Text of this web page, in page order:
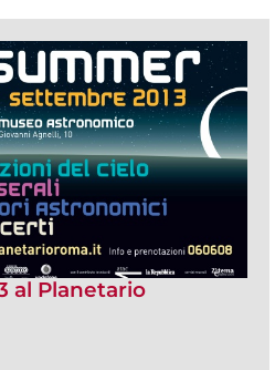
al Planetario